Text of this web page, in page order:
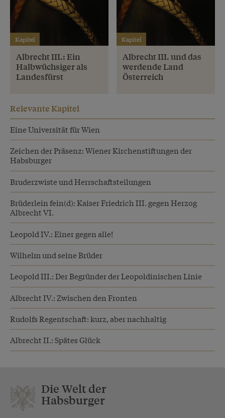
Kapitel
Albrecht III.: Ein
Halbwüchsiger als
Landesfürst
Kapitel
Albrecht III. und das
werdende Land
Österreich
Relevante Kapitel
Eine Universität für Wien
Zeichen der Präsenz: Wiener Kirchenstiftungen der
Habsburger
Bruderzwiste und Herrschaftsteilungen
Brüderlein fein(d): Kaiser Friedrich III. gegen Herzog
Albrecht VI.
Leopold IV.: Einer gegen alle!
Wilhelm und seine Brüder
Leopold III.: Der Begründer der Leopoldinischen Linie
Albrecht IV.: Zwischen den Fronten
Rudolfs Regentschaft: kurz, aber nachhaltig
Albrecht II.: Spätes Glück
Die Welt der
Habsburger